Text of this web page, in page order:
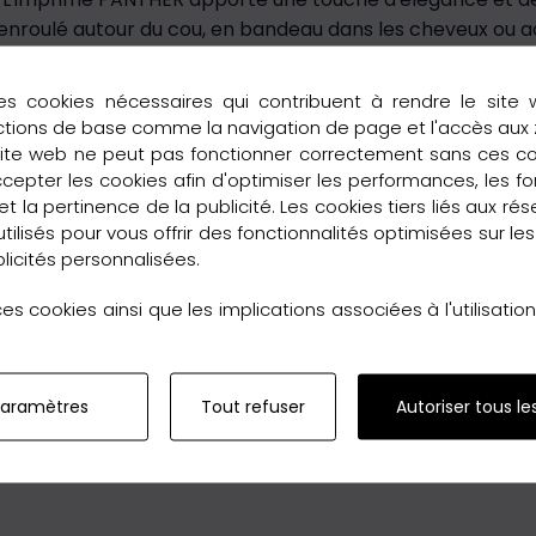
autour du cou, en bandeau dans les cheveux ou
qui apportera une touche de couleur à vos
de Soie PANTHER en Jaune ne fait pas
les occasions. Livré dans une pochette élégante, ce
note de sophistication à votre style avec le Carré de
modèles et laissez-vous séduire par nos foulards
35 €.
cookies nécessaires qui contribuent à rendre le site
de base comme la navigation de page et l'accès aux
web ne peut pas fonctionner correctement sans ces
les cookies afin d'optimiser les performances, les
la pertinence de la publicité. Les cookies tiers liés aux
pour vous offrir des fonctionnalités optimisées sur
personnalisées.
cookies ainsi que les implications associées à
Tout refuser Autoriser tous